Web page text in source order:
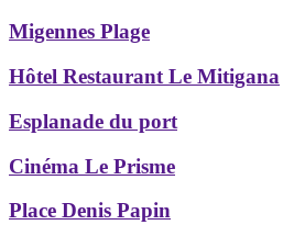
Migennes Plage
Hôtel Restaurant Le Mitigana
Esplanade du port
Cinéma Le Prisme
Place Denis Papin